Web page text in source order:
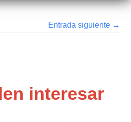
Entrada siguiente →
interesar